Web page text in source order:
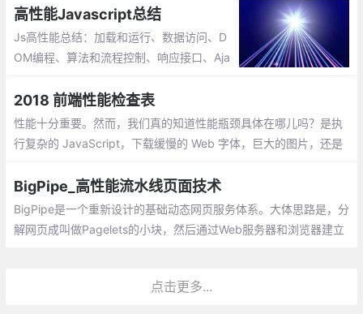
师总是在突破极限
高性能Javascript总结
Js高性能总结：加载和运行、数据访问、D
OM编程、算法和流程控制、响应接口、Aja
2018 前端性能检查表
性能十分重要。然而，我们真的知道性能瓶颈具体在哪儿吗？是执
行复杂的 JavaScript，下载缓慢的 Web 字体，巨大的图片，还是
oisting）
BigPipe_高性能流水线页面技术
BigPipe是一个重新设计的基础动态网页服务体系。大体思路是，分
解网页成叫做Pagelets的小块，然后通过Web服务器和浏览器建立
点击更多...